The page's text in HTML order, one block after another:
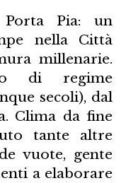
Porta Pia: un
nella Città
millenarie.
di regime
secoli), dal
Clima da fine
tante altre
vuote, gente
a elaborare